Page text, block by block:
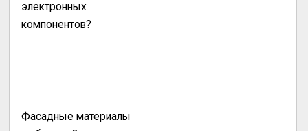
электронных
компонентов?
Фасадные материалы